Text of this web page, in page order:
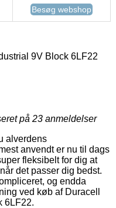
Besøg webshop
9V Block 6LF22
på 23 anmeldelser
alverdens
anvendt er nu til dags
fleksibelt for dig at
det passer dig bedst.
og endda
ved køb af Duracell
6LF22.